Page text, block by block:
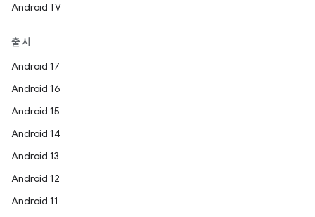
Android TV
출시
Android 17
Android 16
Android 15
Android 14
Android 13
Android 12
Android 11